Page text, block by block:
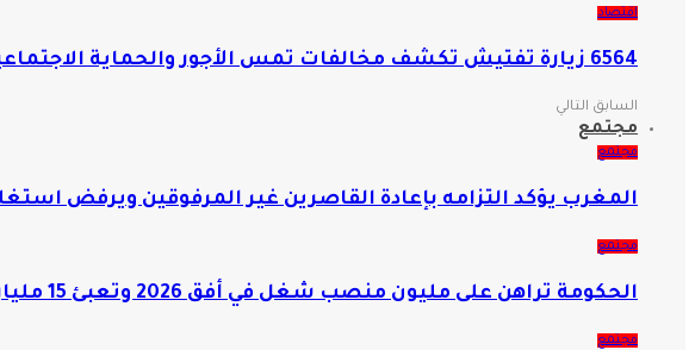
اقتصاد
6564 زيارة تفتيش تكشف مخالفات تمس الأجور والحماية الاجتماعية
السابق التالي
مجتمع
مجتمع
المغرب يؤكد التزامه بإعادة القاصرين غير المرفوقين ويرفض
مجتمع
الحكومة تراهن على مليون منصب شغل في أفق 2026 وتعبئ 15 مليار درهم لمحاربة البطالة
مجتمع